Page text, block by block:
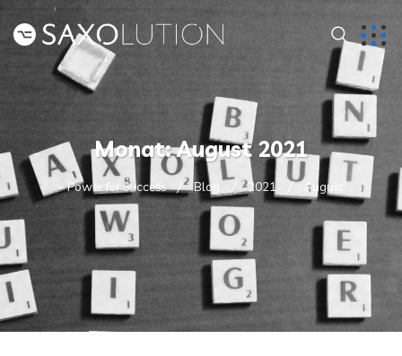
Monat:August 2021
– Power for Success Blog 2021 August